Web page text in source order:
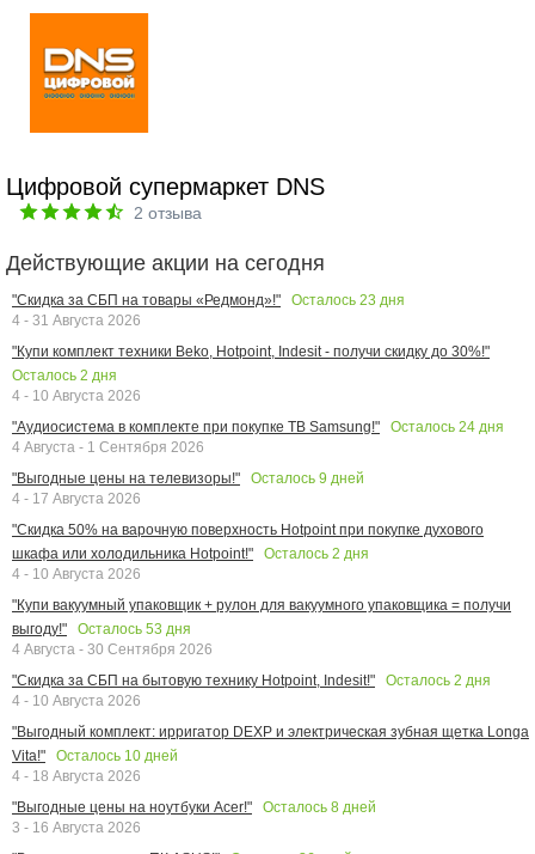
Цифровой супермаркет DNS
2 отзыва
Действующие акции на сегодня
"Скидка за СБП на товары «Редмонд»!" Осталось 23 дня
4 - 31 Августа 2026
"Купи комплект техники Beko, Hotpoint, Indesit - получи скидку до 30%!"
Осталось 2 дня
4 - 10 Августа 2026
"Аудиосистема в комплекте при покупке ТВ Samsung!"
Осталось 24 дня
4 Августа - 1 Сентября 2026
"Выгодные цены на телевизоры!"
Осталось 9 дней
4 - 17 Августа 2026
"Скидка 50% на варочную поверхность Hotpoint при покупке духового
шкафа или холодильника Hotpoint!"
Осталось 2 дня
4 - 10 Августа 2026
"Купи вакуумный упаковщик + рулон для вакуумного упаковщика = получи
выгоду!"
Осталось 53 дня
4 Августа - 30 Сентября 2026
"Скидка за СБП на бытовую технику Hotpoint, Indesit!"
Осталось 2 дня
4 - 10 Августа 2026
"Выгодный комплект: ирригатор DEXP и электрическая зубная щетка Longa
Vita!"
Осталось 10 дней
4 - 18 Августа 2026
"Выгодные цены на ноутбуки Acer!"
Осталось 8 дней
3 - 16 Августа 2026